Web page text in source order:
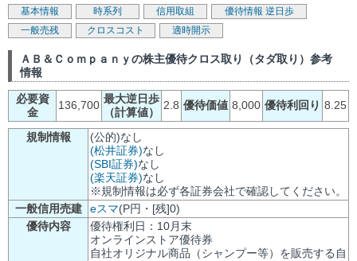
基本情報 時系列 信用取組 優待情報 逆日歩
一般売残
クロスコスト 適時開示
ＡＢ＆Ｃｏｍｐａｎｙの株主優待クロス取り（タダ取り）参考
情報
必要資
金
136,700 最大逆日歩
（計算値）
2.8 優待価値 8,000 優待利回り 8.25
規制情報
(公的)なし
(松井証券)なし
(SBI証券)なし
(楽天証券)なし
※規制情報は必ず各証券会社で確認してください。
一般信用売建
eスマ(P円・[残]0)
優待内容
優待権利日：10月末
オンラインストア優待券
自社オリジナル商品（シャンプー等）を販売する自